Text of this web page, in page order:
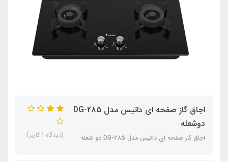
اجاق گاز صفحه ای داتیس مدل DG-285
دوشعله
اجاق گاز صفحه ای داتیس مدل DG-285 دو شعله (دیدگاه 1 کاربر)